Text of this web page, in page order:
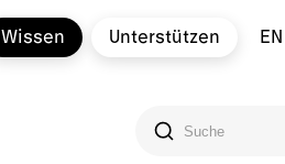
Wissen Unterstützen EN